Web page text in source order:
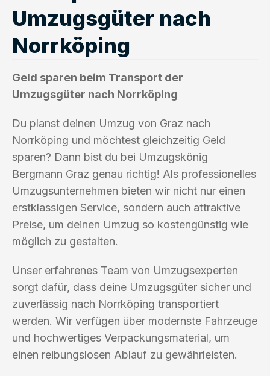
Umzugsgüter nach
Norrköping
Geld sparen beim Transport der
Umzugsgüter nach Norrköping
Du planst deinen Umzug von Graz nach
Norrköping und möchtest gleichzeitig Geld
sparen? Dann bist du bei Umzugskönig
Bergmann Graz genau richtig! Als professionelles
Umzugsunternehmen bieten wir nicht nur einen
erstklassigen Service, sondern auch attraktive
Preise, um deinen Umzug so kostengünstig wie
möglich zu gestalten.
Unser erfahrenes Team von Umzugsexperten
sorgt dafür, dass deine Umzugsgüter sicher und
zuverlässig nach Norrköping transportiert
werden. Wir verfügen über modernste Fahrzeuge
und hochwertiges Verpackungsmaterial, um
einen reibungslosen Ablauf zu gewährleisten.